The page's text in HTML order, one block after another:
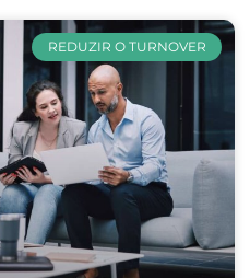
REDUZIR O TURNOVER